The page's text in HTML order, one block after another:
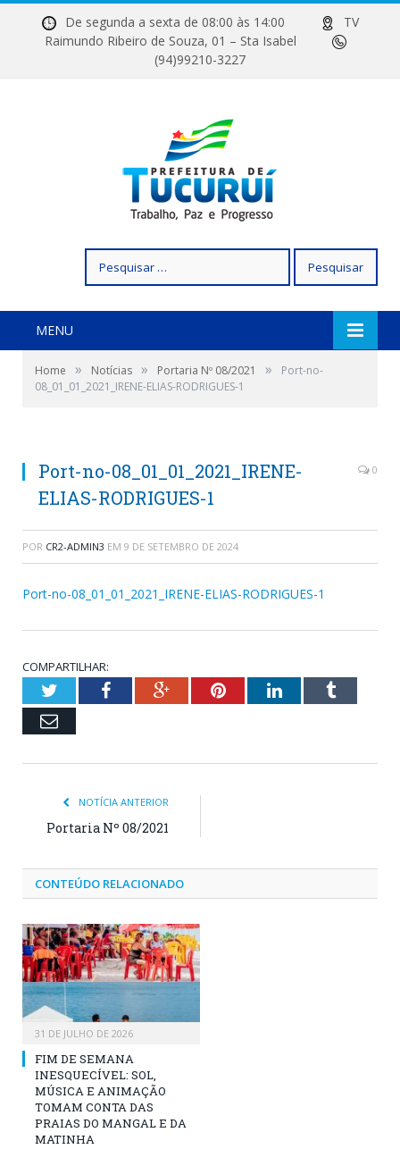
De segunda a sexta de 08:00 às 14:00
TV
Raimundo Ribeiro de Souza, 01 – Sta Isabel
(94)99210-3227
por:
MENU
Home » Notícias » Portaria Nº 08/2021 »
Port-no-
08_01_01_2021_IRENE-ELIAS-RODRIGUES-1
Port-no-08_01_01_2021_IRENE-
ELIAS-RODRIGUES-1
0
POR CR2-ADMIN3 EM 9 DE SETEMBRO DE 2024
Port-no-08_01_01_2021_IRENE-ELIAS-RODRIGUES-1
COMPARTILHAR:
TwitterFacebookGoogle+PinterestLinkedInTumblr
Email
NOTÍCIA ANTERIOR
Portaria Nº 08/2021
CONTEÚDO RELACIONADO
31 DE JULHO DE 2026
FIM DE SEMANA
INESQUECÍVEL: SOL,
MÚSICA E ANIMAÇÃO
TOMAM CONTA DAS
PRAIAS DO MANGAL E DA
MATINHA